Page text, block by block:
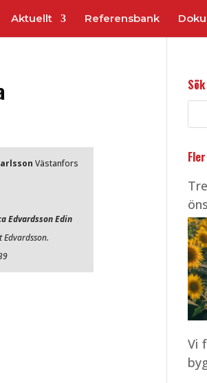
Aktuellt Referensbank
Västanfors
Edvardsson Edin
Edvardsson.
Sök
Vi